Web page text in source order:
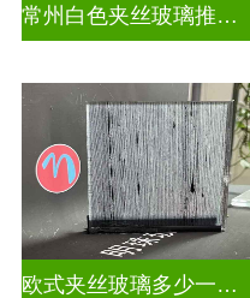
常州白色夹丝玻璃推荐货源
欧式夹丝玻璃多少一平米